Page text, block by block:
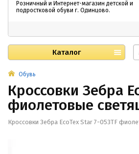
Розничный и Интернет-магазин детской и
подростковой обуви г. Одинцово.
Каталог
Обувь
Кроссовки Зебра
фиолетовые
Кроссовки Зебра EcoTex Star 7-053TF